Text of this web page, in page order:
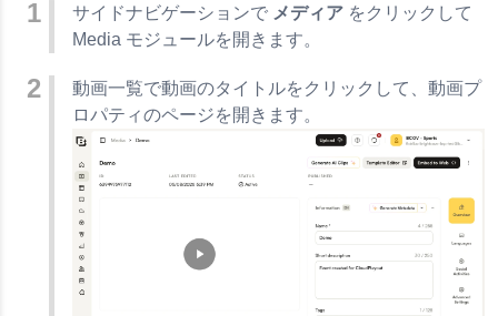
サイドナビゲーションで メディア をクリックして
Media モジュールを開きます。
動画一覧で動画のタイトルをクリックして、動画プ
ロパティのページを開きます。